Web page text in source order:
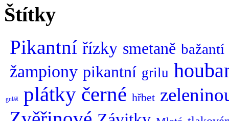
Štítky
Pikantní řízky smetaně bažantí
žampiony pikantní grilu
guláš plátky černé hřbet